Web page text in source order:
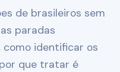
de brasileiros sem
paradas
como identificar os
que tratar é